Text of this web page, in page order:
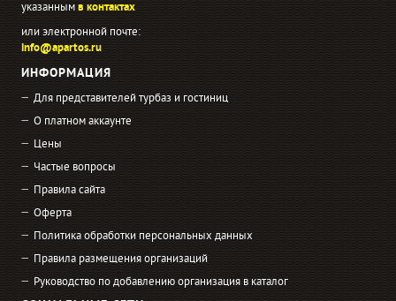
указаннымв контактах
или электронной почте:
info@apartos.ru
ИНФОРМАЦИЯ
Для представителей турбаз и гостиниц
О платном аккаунте
Цены
Частые вопросы
Правила сайта
Оферта
Политика обработки персональных данных
Правила размещения организаций
Руководство по добавлению организация в каталог